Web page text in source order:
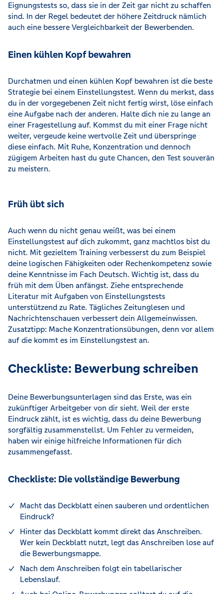
Eignungstests so, dass sie in der Zeit gar nicht zu schaffen
sind. In der Regel bedeutet der höhere Zeitdruck nämlich
auch eine bessere Vergleichbarkeit der Bewerbenden.
Einen kühlen Kopf bewahren
Durchatmen und einen kühlen Kopf bewahren ist die beste
Strategie bei einem Einstellungstest. Wenn du merkst, dass
du in der vorgegebenen Zeit nicht fertig wirst, löse einfach
eine Aufgabe nach der anderen. Halte dich nie zu lange an
einer Fragestellung auf. Kommst du mit einer Frage nicht
weiter, vergeude keine wertvolle Zeit und überspringe
diese einfach. Mit Ruhe, Konzentration und dennoch
zügigem Arbeiten hast du gute Chancen, den Test souverän
zu meistern.
Früh übt sich
Auch wenn du nicht genau weißt, was bei einem
Einstellungstest auf dich zukommt, ganz machtlos bist du
nicht. Mit gezieltem Training verbesserst du zum Beispiel
deine logischen Fähigkeiten oder Rechenkompetenz sowie
deine Kenntnisse im Fach Deutsch. Wichtig ist, dass du
früh mit dem Üben anfängst. Ziehe entsprechende
Literatur mit Aufgaben von Einstellungstests
unterstützend zu Rate. Tägliches Zeitunglesen und
Nachrichtenschauen verbessert dein Allgemeinwissen.
Zusatztipp: Mache Konzentrationsübungen, denn vor allem
auf die kommt es im Einstellungstest an.
Checkliste: Bewerbung schreiben
Deine Bewerbungsunterlagen sind das Erste, was ein
zukünftiger Arbeitgeber von dir sieht. Weil der erste
Eindruck zählt, ist es wichtig, dass du deine Bewerbung
sorgfältig zusammenstellst. Um Fehler zu vermeiden,
haben wir einige hilfreiche Informationen für dich
zusammengefasst.
Checkliste: Die vollständige Bewerbung
Macht das Deckblatt einen sauberen und ordentlichen
Eindruck?
Hinter das Deckblatt kommt direkt das Anschreiben.
Wer kein Deckblatt nutzt, legt das Anschreiben lose auf
die Bewerbungsmappe.
Nach dem Anschreiben folgt ein tabellarischer
Lebenslauf.